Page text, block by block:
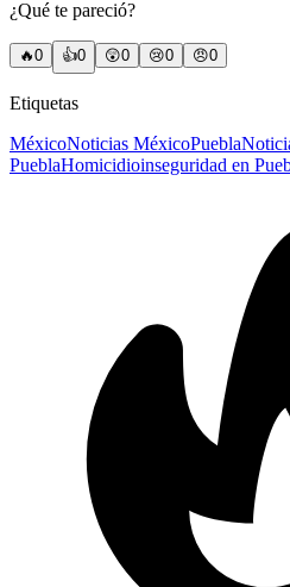
¿Qué te pareció?
🔥0 👍0 😲0 😢0 😠0
Etiquetas
MéxicoNoticias MéxicoPuebla
PueblaHomicidioinseguridad en